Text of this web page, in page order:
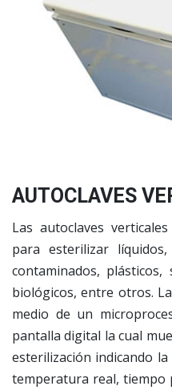
AUTOCLAVES
Las autoclaves
para esterilizar
contaminados, plásticos,
biológicos, entre otros.
medio de un
pantalla digital la cual
esterilización indicando
temperatura real, tiempo